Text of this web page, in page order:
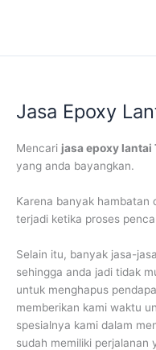
Jasa Epoxy
Mencari jasa epoxy lantai
yang anda bayangkan.
Karena banyak hambatan
terjadi ketika proses
Selain itu, banyak jasa-
sehingga anda jadi tidak
untuk menghapus
memberikan kami waktu
spesialnya kami dalam
sudah memiliki perjalanan